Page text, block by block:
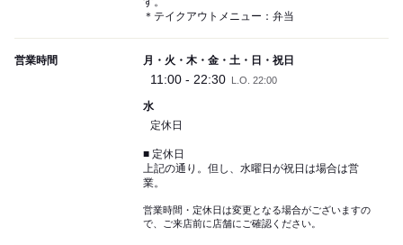
＊テイクアウトメニュー：弁当
営業時間 月・火・木・金・土・日・祝日
11:00 - 22:30 L.O. 22:00
水
定休日
■ 定休日
上記の通り。但し、水曜日が祝日は場合は営
業。
営業時間・定休日は変更となる場合がございますの
で、ご来店前に店舗にご確認ください。